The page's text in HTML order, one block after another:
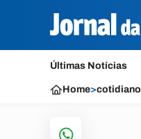
Últimas Notícias
Home>cotidiano